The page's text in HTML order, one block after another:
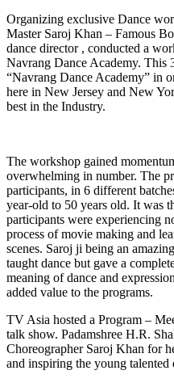
Organizing exclusive Dance
Master Saroj Khan – Famous
dance director , conducted a
Navrang Dance Academy. This
“Navrang Dance Academy” in
here in New Jersey and New
best in the Industry.
The workshop gained
overwhelming in number. The
participants, in 6 different
year-old to 50 years old. It was
participants were experiencing
process of movie making and
scenes. Saroj ji being an
taught dance but gave a
meaning of dance and
added value to the programs.
TV Asia hosted a Program –
talk show. Padamshree H.R.
Choreographer Saroj Khan for
and inspiring the young talented